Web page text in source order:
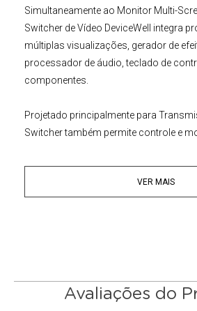
Simultaneamente ao Monitor Multi-
Switcher de Vídeo DeviceWell
integra
múltiplas visualizações, gerador de
processador de áudio, teclado de
componentes.
Projetado principalmente para
Switchertambém permite controle e
passarelas, livestream e outras cenas.
de forma rápida e eficaz os
e conectar-se ao servidor de
VER MAIS
Avaliações do